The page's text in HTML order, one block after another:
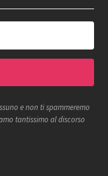
e non ti spammeremo
tantissimo al discorso